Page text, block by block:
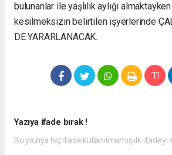
bulunanlar ile yaşlılık aylığı almaktayken
kesilmeksizin belirtilen işyerlerinde
DE YARARLANACAK.
Yazıya ifade bırak !
Bu yazıya hiç ifade kullanılmamış ilk ifadeyi